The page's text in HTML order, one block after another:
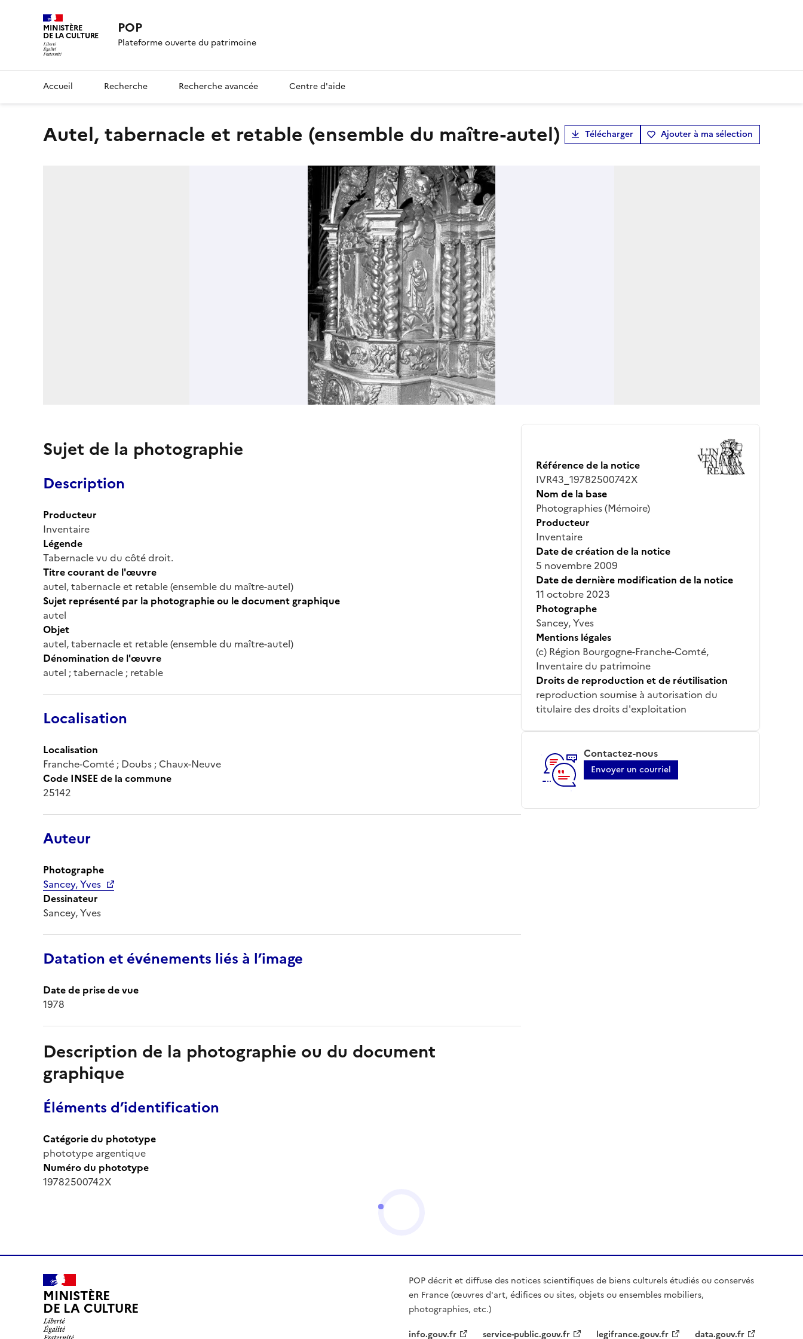
MINISTÈRE
DE LA CULTURE POP
Plateforme ouverte du patrimoine
Accueil Recherche Recherche avancée Centre d'aide
autel, tabernacle et retable (ensemble du maître-autel) Télécharger Ajouter à ma sélection
Sujet de la photographie
Description
Producteur
Inventaire
Légende
Tabernacle vu du côté droit.
Titre courant de l'œuvre
autel, tabernacle et retable (ensemble du maître-autel)
Sujet représenté par la photographie ou le document graphique
autel
Objet
autel, tabernacle et retable (ensemble du maître-autel)
Dénomination de l'œuvre
autel ; tabernacle ; retable
Localisation
Localisation
Franche-Comté ; Doubs ; Chaux-Neuve
Code INSEE de la commune
25142
Auteur
Photographe
Sancey, Yves
Dessinateur
Sancey, Yves
Datation et événements liés à l’image
Date de prise de vue
1978
Description de la photographie ou du document
graphique
Éléments d’identification
Catégorie du phototype
phototype argentique
Numéro du phototype
19782500742X
Référence de la notice
IVR43_19782500742X
Nom de la base
Photographies (Mémoire)
Producteur
Inventaire
Date de création de la notice
5 novembre 2009
Date de dernière modification de la notice
11 octobre 2023
Photographe
Sancey, Yves
Mentions légales
(c) Région Bourgogne-Franche-Comté,
Inventaire du patrimoine
Droits de reproduction et de réutilisation
reproduction soumise à autorisation du
titulaire des droits d'exploitation
Contactez-nous
Envoyer un courriel
MINISTÈRE
DE LA CULTURE
POP décrit et diffuse des notices scientifiques de biens culturels étudiés ou conservés
en France (œuvres d'art, édifices ou sites, objets ou ensembles mobiliers,
photographies, etc.)
info.gouv.fr
service-public.gouv.fr legifrance.gouv.fr data.gouv.fr